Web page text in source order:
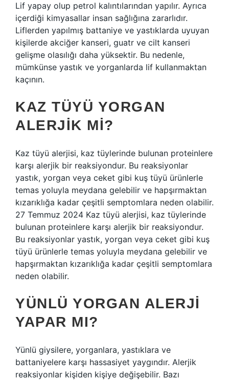
Lif yapay olup petrol kalıntılarından yapılır. Ayrıca
içerdiği kimyasallar insan sağlığına zararlıdır.
Liflerden yapılmış battaniye ve yastıklarda uyuyan
kişilerde akciğer kanseri, guatr ve cilt kanseri
gelişme olasılığı daha yüksektir. Bu nedenle,
mümkünse yastık ve yorganlarda lif kullanmaktan
kaçının.
KAZ TÜYÜ YORGAN
ALERJIK MI?
Kaz tüyü alerjisi, kaz tüylerinde bulunan proteinlere
karşı alerjik bir reaksiyondur. Bu reaksiyonlar
yastık, yorgan veya ceket gibi kuş tüyü ürünlerle
temas yoluyla meydana gelebilir ve hapşırmaktan
kızarıklığa kadar çeşitli semptomlara neden olabilir.
27 Temmuz 2024 Kaz tüyü alerjisi, kaz tüylerinde
bulunan proteinlere karşı alerjik bir reaksiyondur.
Bu reaksiyonlar yastık, yorgan veya ceket gibi kuş
tüyü ürünlerle temas yoluyla meydana gelebilir ve
hapşırmaktan kızarıklığa kadar çeşitli semptomlara
neden olabilir.
YÜNLÜ YORGAN ALERJI
YAPAR MI?
Yünlü giysilere, yorganlara, yastıklara ve
battaniyelere karşı hassasiyet yaygındır. Alerjik
reaksiyonlar kişiden kişiye değişebilir. Bazı